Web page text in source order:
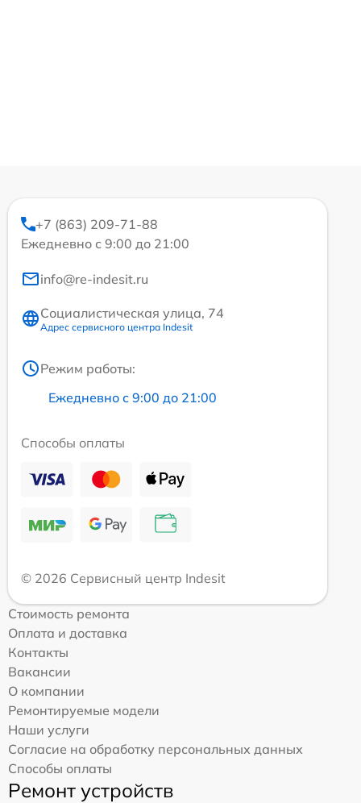
+7 (863) 209-71-88
Ежедневно с 9:00 до 21:00
info@re-indesit.ru
Социалистическая улица, 74
Адрес сервисного центра Indesit
Режим работы:
Ежедневно с 9:00 до 21:00
Способы оплаты
© 2026 Сервисный центр Indesit
Стоимость ремонта
Оплата и доставка
Контакты
Вакансии
О компании
Ремонтируемые модели
Наши услуги
Согласие на обработку персональных данных
Способы оплаты
Ремонт устройств